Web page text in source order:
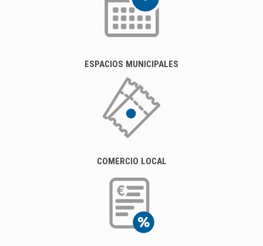
ESPACIOS MUNICIPALES
COMERCIO LOCAL